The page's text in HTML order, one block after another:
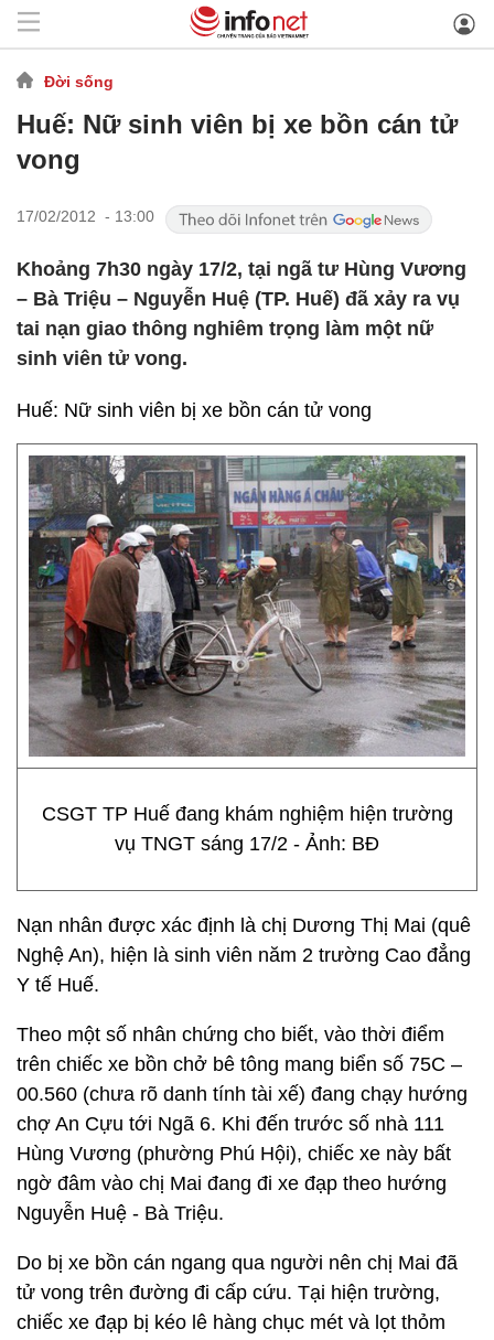
Đời sống
Huế: Nữ sinh viên bị xe bồn cán tử
vong
17/02/2012 - 13:00
Khoảng 7h30 ngày 17/2, tại ngã tư Hùng Vương
– Bà Triệu – Nguyễn Huệ (TP. Huế) đã xảy ra vụ
tai nạn giao thông nghiêm trọng làm một nữ
sinh viên tử vong.
Huế: Nữ sinh viên bị xe bồn cán tử vong
CSGT TP Huế đang khám nghiệm hiện trường
vụ TNGT sáng 17/2 - Ảnh: BĐ
Nạn nhân được xác định là chị Dương Thị Mai (quê
Nghệ An), hiện là sinh viên năm 2 trường Cao đẳng
Y tế Huế.
Theo một số nhân chứng cho biết, vào thời điểm
trên chiếc xe bồn chở bê tông mang biển số 75C –
00.560 (chưa rõ danh tính tài xế) đang chạy hướng
chợ An Cựu tới Ngã 6. Khi đến trước số nhà 111
Hùng Vương (phường Phú Hội), chiếc xe này bất
ngờ đâm vào chị Mai đang đi xe đạp theo hướng
Nguyễn Huệ - Bà Triệu.
Do bị xe bồn cán ngang qua người nên chị Mai đã
tử vong trên đường đi cấp cứu. Tại hiện trường,
chiếc xe đạp bị kéo lê hàng chục mét và lọt thỏm